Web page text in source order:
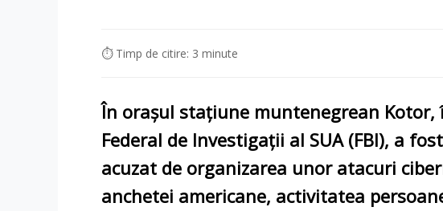
⏱ Timp de citire: 3 minute
În orașul stațiune muntenegrean
Federal de Investigații al SUA (FBI), a
acuzat de organizarea unor atacuri
anchetei americane, activitatea